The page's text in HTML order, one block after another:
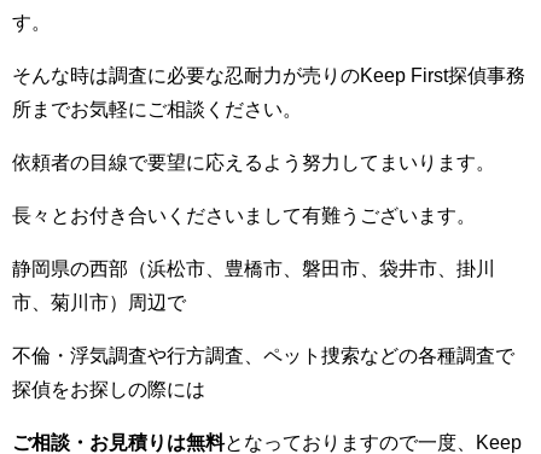
す。
そんな時は調査に必要な忍耐力が売りのKeep First探偵事務
所までお気軽にご相談ください。
依頼者の目線で要望に応えるよう努力してまいります。
長々とお付き合いくださいまして有難うございます。
静岡県の西部（浜松市、豊橋市、磐田市、袋井市、掛川
市、菊川市）周辺で
不倫・浮気調査や行方調査、ペット捜索などの各種調査で
探偵をお探しの際には
ご相談・お見積りは無料となっておりますので一度、
Keep